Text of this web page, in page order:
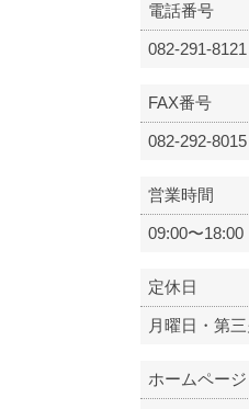
電話番号
082-291-8121
FAX番号
082-292-8015
営業時間
09:00〜18:00
定休日
月曜日・第
ホームページ